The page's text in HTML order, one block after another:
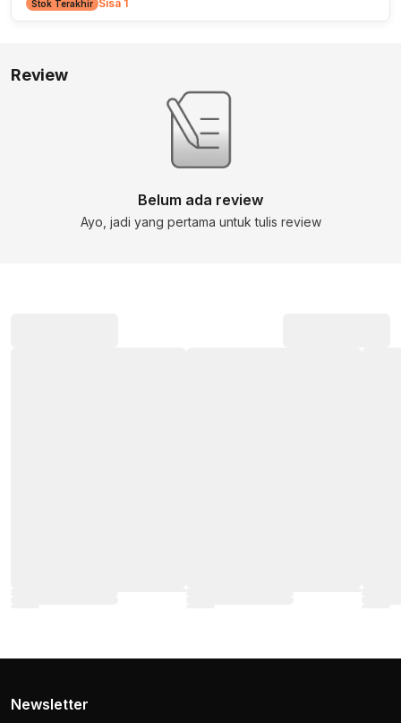
Newsletter
Stok Terakhir Sisa 1
Review
Belum ada review
Ayo, jadi yang pertama untuk tulis review